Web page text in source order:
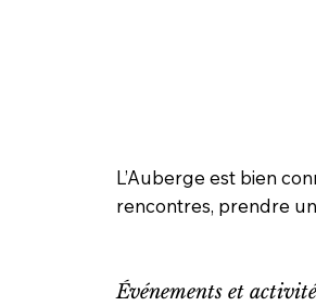
L’Auberge est bien
rencontres, prendre
Événements et